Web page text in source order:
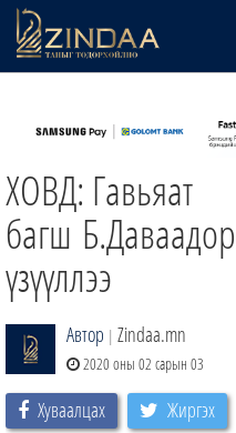
ТВ8
ӨГЛӨӨНИЙ СОНИН
АУДИО ЗОХИОЛ
ХОВД: Гавьяат
багш
үзүүллээ
Автор | Zindaa.mn
2020 оны 02 сарын 03
Хуваалцах Жиргэх